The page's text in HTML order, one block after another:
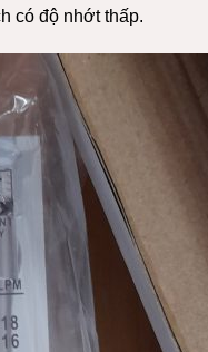
có độ nhớt thấp.